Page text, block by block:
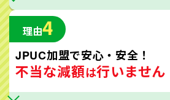
理由4
JPUC加盟で安心・安全！
不当な減額は行いません